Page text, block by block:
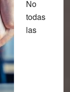
No
todas
las